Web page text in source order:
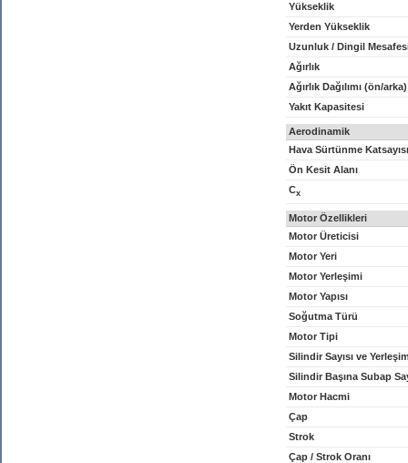
Yükseklik
Yerden Yükseklik
Uzunluk / Dingil
Ağırlık
Ağırlık Dağılımı (ön/arka)
Yakıt Kapasitesi
Aerodinamik
Hava Sürtünme Katsayısı
Ön Kesit Alanı
Cx
Motor Özellikleri
Motor Üreticisi
Motor Yeri
Motor Yerleşimi
Motor Yapısı
Soğutma Türü
Motor Tipi
Silindir Sayısı ve
Silindir Başına Subap
Motor Hacmi
Çap
Strok
Çap / Strok Oranı